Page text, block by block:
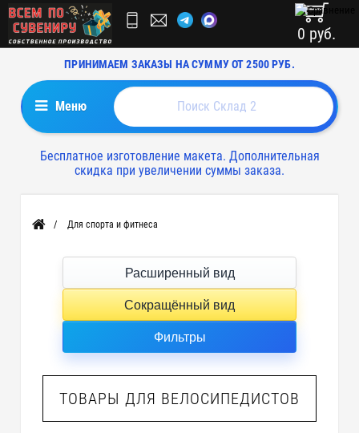
ПРИНИМАЕМ ЗАКАЗЫ НА СУММУ ОТ 2500 РУБ.
0 руб.
Меню
Бесплатное изготовление макета. Дополнительная
скидка при увеличении суммы заказа.
Главная Для спорта и фитнеса
Расширенный вид
Сокращённый вид
Фильтры
ТОВАРЫ ДЛЯ ВЕЛОСИПЕДИСТОВ